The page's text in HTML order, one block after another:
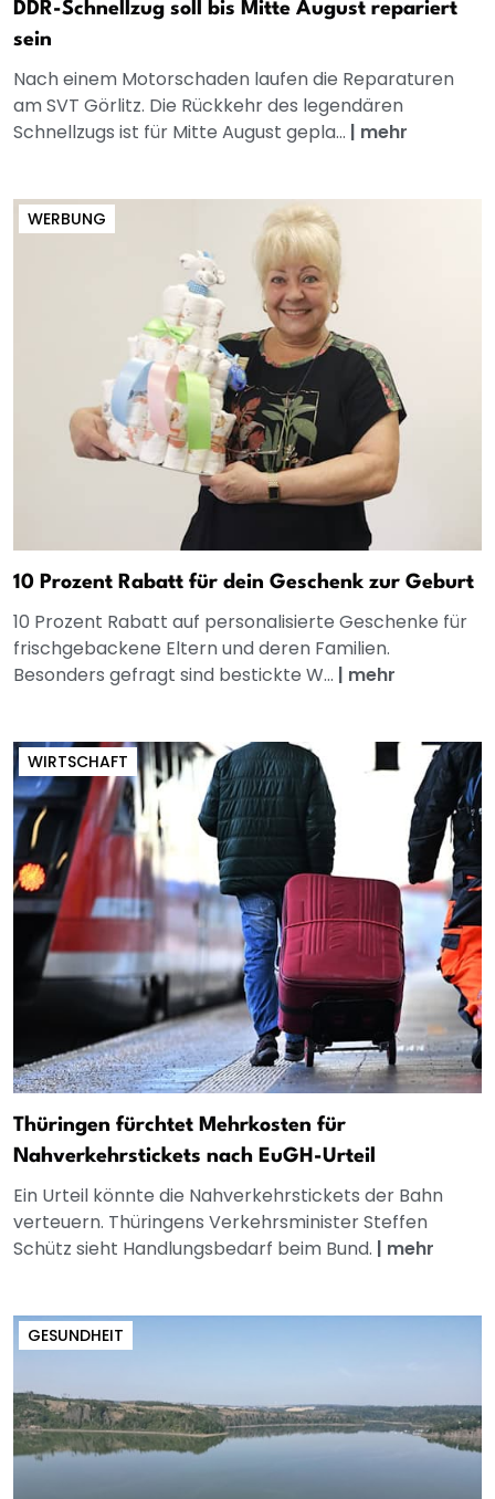
DDR-Schnellzug soll bis Mitte August repariert
sein
Nach einem Motorschaden laufen die Reparaturen
am SVT Görlitz. Die Rückkehr des legendären
Schnellzugs ist für Mitte August gepla... | mehr
WERBUNG
10 Prozent Rabatt für dein Geschenk zur Geburt
10 Prozent Rabatt auf personalisierte Geschenke für
frischgebackene Eltern und deren Familien.
Besonders gefragt sind bestickte W... | mehr
WIRTSCHAFT
Thüringen fürchtet Mehrkosten für
Nahverkehrstickets nach EuGH-Urteil
Ein Urteil könnte die Nahverkehrstickets der Bahn
verteuern. Thüringens Verkehrsminister Steffen
Schütz sieht Handlungsbedarf beim Bund. | mehr
GESUNDHEIT